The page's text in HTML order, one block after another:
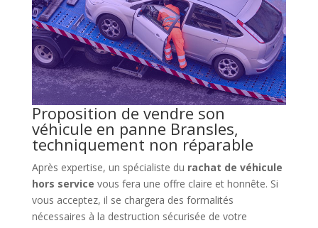
Proposition de vendre son
véhicule en panne Bransles,
techniquement non réparable
Après expertise, un spécialiste du rachat de véhicule
hors service vous fera une offre claire et honnête. Si
vous acceptez, il se chargera des formalités
nécessaires à la destruction sécurisée de votre